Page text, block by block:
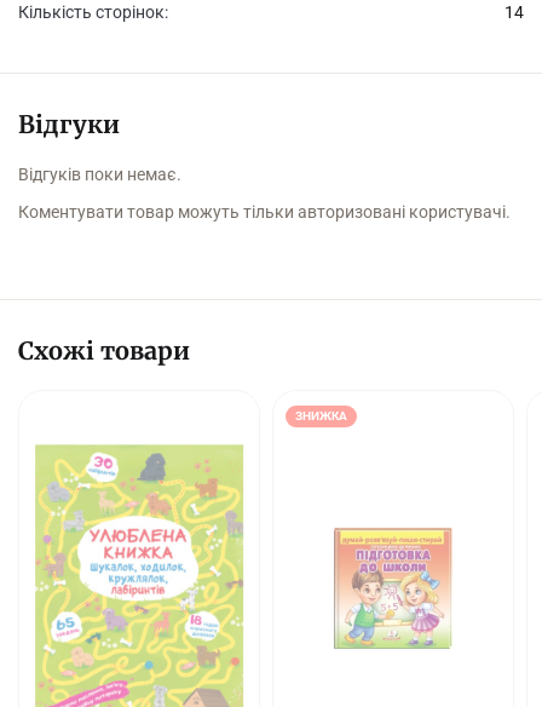
Кількість сторінок: 14
Відгуки
Відгуків поки немає.
Коментувати товар можуть тільки авторизовані користувачі.
Схожі товари
ЗНИЖКА